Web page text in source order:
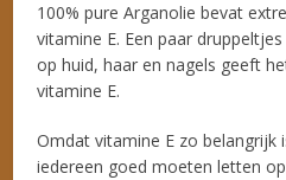
100% pure Arganolie bevat
vitamine E. Een paar
op huid, haar en nagels geeft
vitamine E.
Omdat vitamine E zo belangrijk
iedereen goed moeten letten